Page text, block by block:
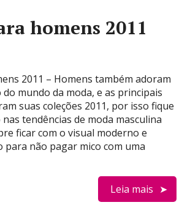
homens 2011
2011 – Homens também adoram
mundo da moda, e as principais
suas coleções 2011, por isso fique
tendências de moda masculina
ficar com o visual moderno e
para não pagar mico com uma
Leia mais